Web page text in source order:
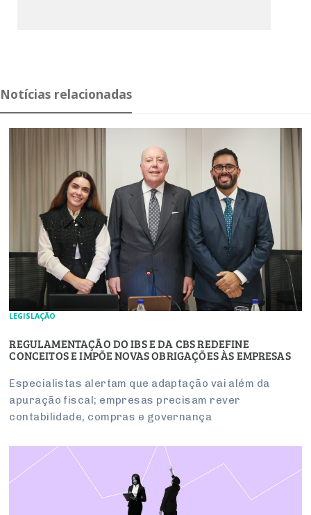
Notícias relacionadas
LEGISLAÇÃO
REGULAMENTAÇÃO DO IBS E DA CBS REDEFINE
CONCEITOS E IMPÕE NOVAS OBRIGAÇÕES ÀS EMPRESAS
Especialistas alertam que adaptação vai além da
apuração fiscal; empresas precisam rever
contabilidade, compras e governança